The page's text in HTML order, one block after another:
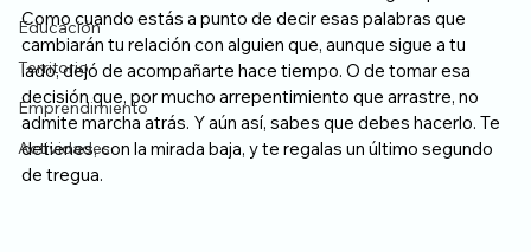
Educación
Territorio
Emprendimiento
Actividades
Como cuando estás a punto de decir esas palabras que
cambiarán tu relación con alguien que, aunque sigue a tu
lado, dejó de acompañarte hace tiempo. O de tomar esa
decisión que, por mucho arrepentimiento que arrastre, no
admite marcha atrás. Y aún así, sabes que debes hacerlo. Te
detienes, con la mirada baja, y te regalas un último segundo
de tregua.